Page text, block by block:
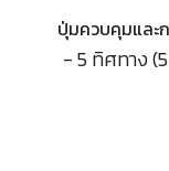
ปุ่มควบคุมและ
- 5 ทิศทาง